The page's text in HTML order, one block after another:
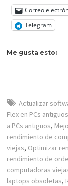
Correo
Telegram
Me gusta esto:
Actualizar
Flex en PCs antiguos
a PCs antiguos,
rendimiento de
viejas, Optimizar
rendimiento de
computadoras
laptops obsoletas,